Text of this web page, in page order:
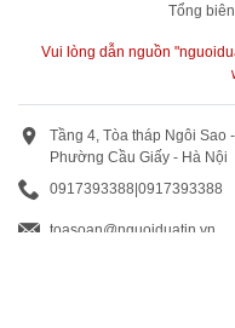
Tổng
Vui lòng dẫn nguồn
Tầng 4, Tòa tháp Ngôi
Phường Cầu Giấy - Hà Nội
0917393388 0917393388
toasoan@nguoiduatin.vn